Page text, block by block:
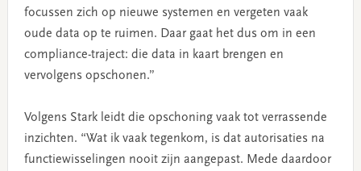
focussen zich op nieuwe systemen en vergeten vaak
oude data op te ruimen. Daar gaat het dus om in een
compliance-traject: die data in kaart brengen en
vervolgens opschonen.”
Volgens Stark leidt die opschoning vaak tot verrassende
inzichten. “Wat ik vaak tegenkom, is dat autorisaties na
functiewisselingen nooit zijn aangepast. Mede daardoor